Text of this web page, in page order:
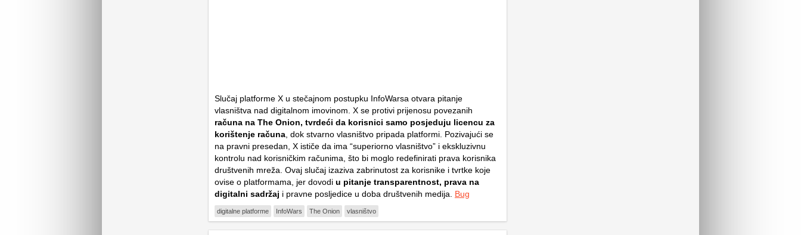
Slučaj platforme X u stečajnom postupku InfoWarsa otvara pitanje
vlasništva nad digitalnom imovinom. X se protivi prijenosu povezanih
računa na The Onion, tvrdeći da korisnici samo posjeduju licencu za
korištenje računa , dok stvarno vlasništvo pripada platformi. Pozivajući se
na pravni presedan, X ističe da ima “superiorno vlasništvo” i ekskluzivnu
kontrolu nad korisničkim računima, što bi moglo redefinirati prava korisnika
društvenih mreža. Ovaj slučaj izaziva zabrinutost za korisnike i tvrtke koje
ovise o platformama, jer dovodi u pitanje transparentnost, prava na
digitalni sadržaj i pravne posljedice u doba društvenih medija. Bug
digitalne platforme InfoWars The Onion vlasništvo